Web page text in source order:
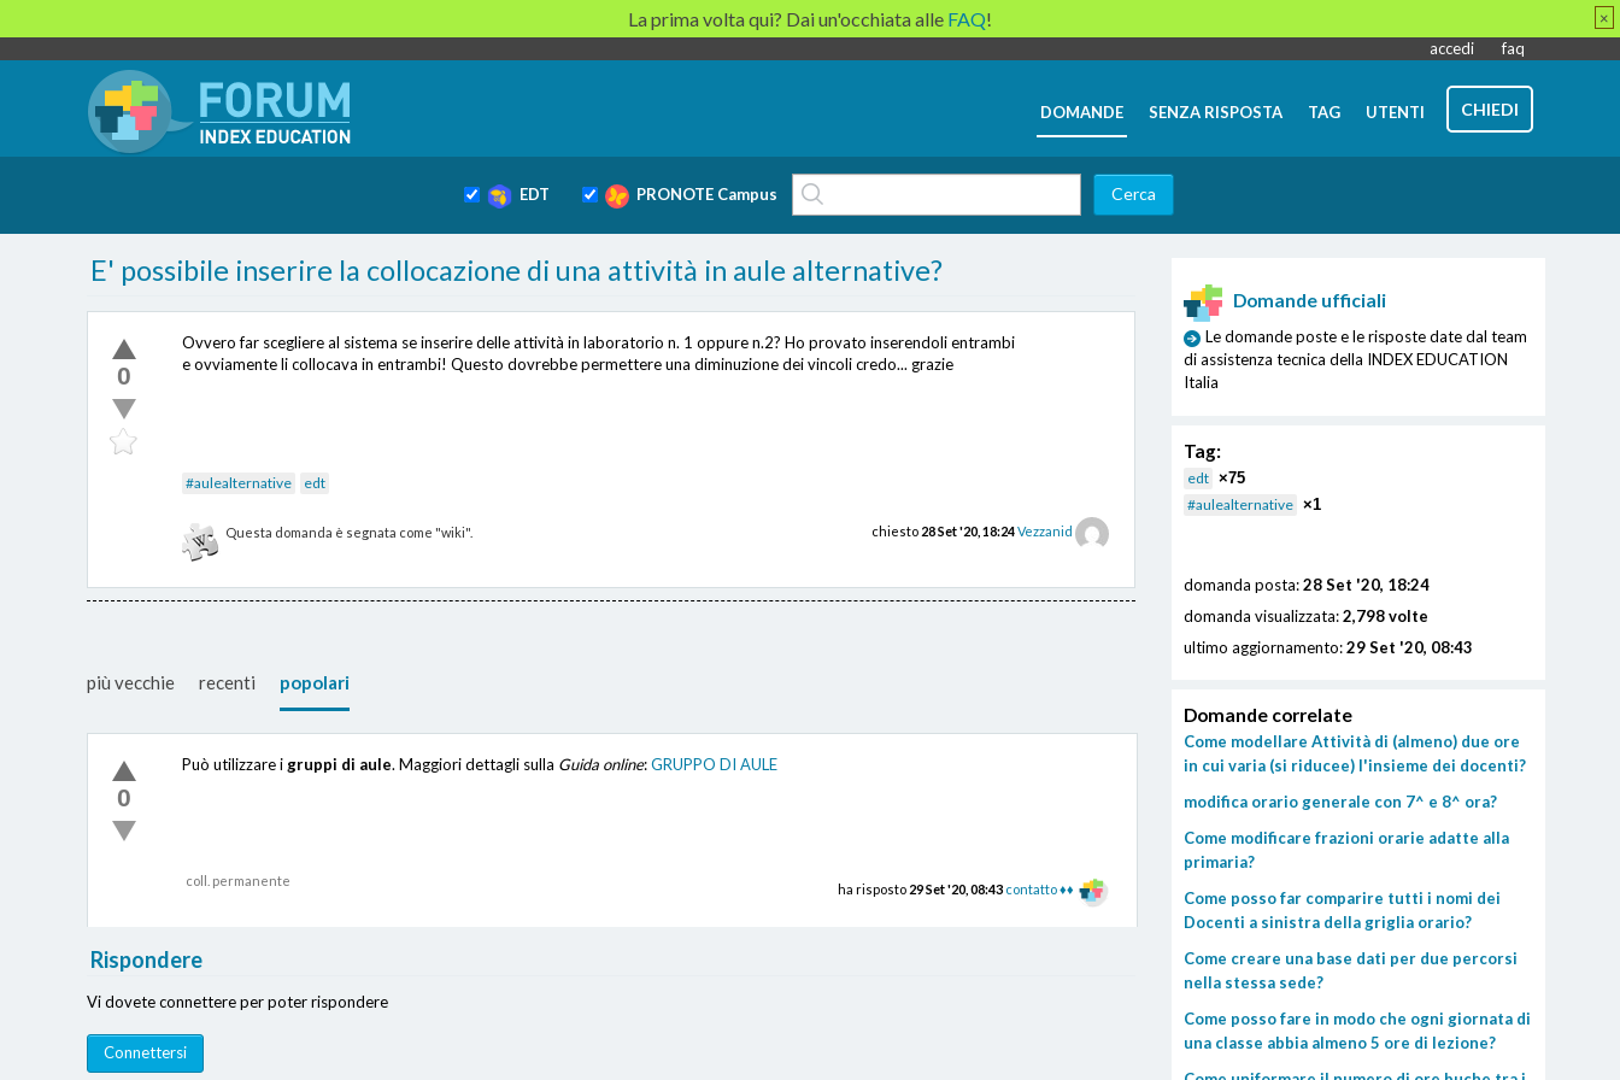
accedi faq
DOMANDE SENZA RISPOSTA TAG UTENTI CHIEDI
EDT PRONOTE Campus
E' possibile inserire la collocazione di una attività in aule alternative?
0
Ovvero far scegliere al sistema se inserire delle attività in laboratorio n. 1 oppure n.2? Ho provato inserendoli entrambi
e ovviamente li collocava in entrambi! Questo dovrebbe permettere una diminuzione dei vincoli credo... grazie
#aulealternative edt
Questa domanda è segnata come "wiki". chiesto 28 Set '20, 18:24Vezzanid
più vecchie recenti popolari
0
Può utilizzare i gruppi di aule. Maggiori dettagli sulla Guida online:GRUPPO DI AULE
coll. permanente
ha risposto 29 Set '20, 08:43 contatto ♦♦
Rispondere
Vi dovete connettere per poter rispondere
Domande ufficiali
Le domande poste e le risposte date dal team
di assistenza tecnica della INDEX EDUCATION
Italia
Tag:
edt ×75
#aulealternative ×1
domanda posta:28 Set '20, 18:24
domanda visualizzata:2,798 volte
ultimo aggiornamento:29 Set '20, 08:43
Domande correlate
Come modellare Attività di (almeno) due ore
in cui varia (si riducee) l'insieme dei docenti?
modifica orario generale con 7^ e 8^ ora?
Come modificare frazioni orarie adatte alla
primaria?
Come posso far comparire tutti i nomi dei
Docenti a sinistra della griglia orario?
Come creare una base dati per due percorsi
nella stessa sede?
Come posso fare in modo che ogni giornata di
una classe abbia almeno 5 ore di lezione?
La prima volta qui? Dai un'occhiata alle FAQ! ×